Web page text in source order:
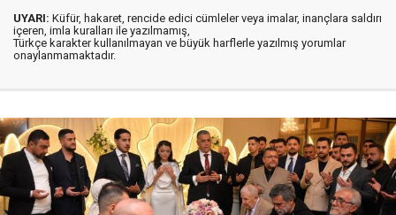
UYARI: Küfür, hakaret, rencide edici cümleler veya imalar, inançlara saldırı
içeren, imla kuralları ile yazılmamış,
Türkçe karakter kullanılmayan ve büyük harflerle yazılmış yorumlar
onaylanmamaktadır.